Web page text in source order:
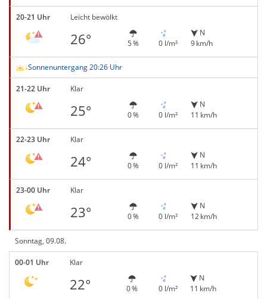
20-21 Uhr Leicht bewölkt
26° 5 % 0 l/m²
N
9 km/h
Sonnenuntergang 20:26 Uhr
21-22 Uhr Klar
25° 0 % 0 l/m²
N
11 km/h
22-23 Uhr Klar
24° 0 % 0 l/m²
N
11 km/h
23-00 Uhr Klar
23° 0 % 0 l/m²
N
12 km/h
Sonntag, 09.08.
00-01 Uhr Klar
22° 0 % 0 l/m²
N
11 km/h